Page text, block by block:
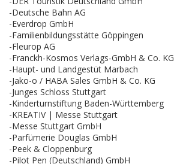
-Deutsche Bahn AG
-Everdrop GmbH
-Familienbildungsstätte Göppingen
-Fleurop AG
-Franckh-Kosmos Verlags-GmbH & Co. KG
-Haupt- und Landgestüt Marbach
-Jako-o / HABA Sales GmbH & Co. KG
-Junges Schloss Stuttgart
-Kinderturnstiftung Baden-Württemberg
-KREATIV | Messe Stuttgart
-Messe Stuttgart GmbH
-Parfümerie Douglas GmbH
-Peek & Cloppenburg
-Pilot Pen (Deutschland) GmbH